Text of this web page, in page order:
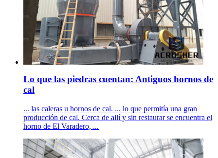
Lo que las piedras cuentan: Antiguos hornos de
cal
... las caleras u hornos de cal. ... lo que permitía una gran
producción de cal. Cerca de allí y sin restaurar se encuentra el
horno de El Varadero, ...